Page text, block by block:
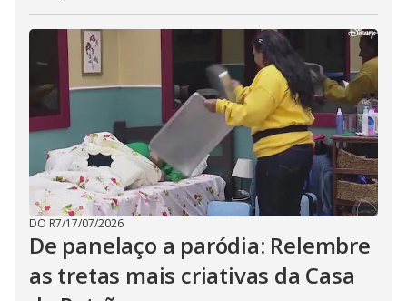
DO R7/17/07/2026
De panelaço a paródia: Relembre
as tretas mais criativas da Casa